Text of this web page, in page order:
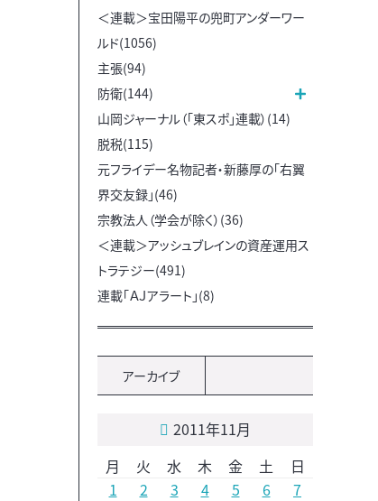
＜連載＞宝田陽平の兜町アンダーワー
ルド(1056)
主張(94)
防衛(144)
山岡ジャーナル（「東スポ」連載）(14)
脱税(115)
元フライデー名物記者・新藤厚の「右翼
界交友録」(46)
宗教法人（学会が除く）(36)
＜連載＞アッシュブレインの資産運用ス
トラテジー(491)
連載「ＡＪアラート」(8)
アーカイブ
2011年11月
月
火 水 木 金 土
日
1
2 3 4 5 6
7